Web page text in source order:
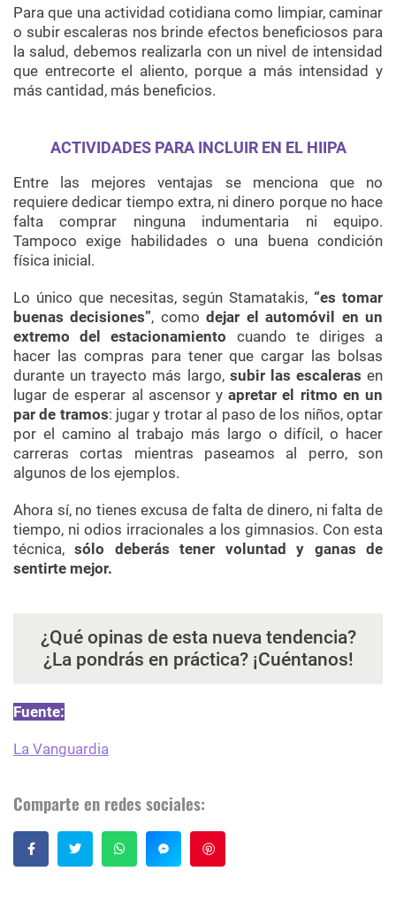
Para que una actividad cotidiana como limpiar, caminar
o subir escaleras nos brinde efectos beneficiosos para
la salud, debemos realizarla con un nivel de intensidad
que entrecorte el aliento, porque a más intensidad y
más cantidad, más beneficios.
ACTIVIDADES PARA INCLUIR EN EL HIIPA
Entre las mejores ventajas se menciona que no
requiere dedicar tiempo extra, ni dinero porque no hace
falta comprar ninguna indumentaria ni equipo.
Tampoco exige habilidades o una buena condición
física inicial.
Lo único que necesitas, según Stamatakis, “es tomar
buenas decisiones”, comodejar el automóvil en un
extremo del estacionamiento cuando te diriges a
hacer las compras para tener que cargar las bolsas
durante un trayecto más largo, subir las escaleras en
lugar de esperar al ascensor yapretar el ritmo en un
par de tramos: jugar y trotar al paso de los niños, optar
por el camino al trabajo más largo o difícil, o hacer
carreras cortas mientras paseamos al perro, son
algunos de los ejemplos.
Ahora sí, no tienes excusa de falta de dinero, ni falta de
tiempo, ni odios irracionales a los gimnasios. Con esta
técnica,sólo deberás tener voluntad y ganas de
sentirte mejor.
¿Qué opinas de esta nueva tendencia?
¿La pondrás en práctica? ¡Cuéntanos!
Fuente:
La Vanguardia
Comparte en redes sociales: